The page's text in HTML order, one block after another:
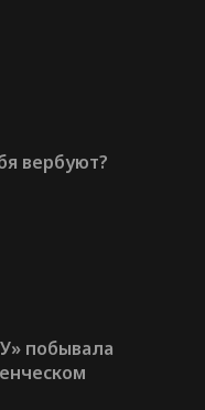
вербуют?
побывала